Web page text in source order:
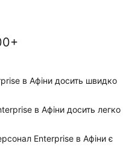
в Афіни досить швидко
в Афіни досить легко
Enterprise в Афіни є